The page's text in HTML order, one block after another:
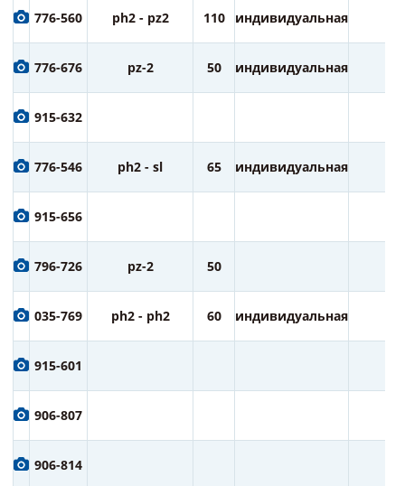
776-560 ph2 - pz2 110 индивидуальная
776-676 pz-2 50 индивидуальная
915-632
776-546 ph2 - sl 65 индивидуальная
915-656
796-726 pz-2 50
035-769 ph2 - ph2 60 индивидуальная
915-601
906-807
906-814